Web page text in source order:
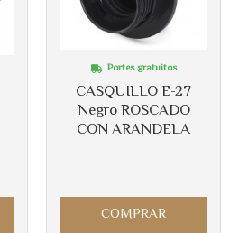
CASQUILLO E-27
Negro ROSCADO
CON ARANDELA
Portes gratuitos
COMPRAR